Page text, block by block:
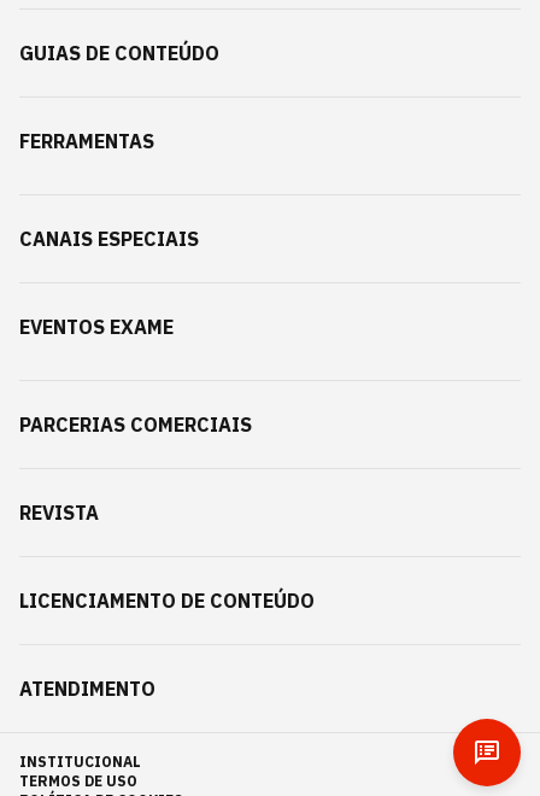
GUIAS DE CONTEÚDO
FERRAMENTAS
CANAIS ESPECIAIS
EVENTOS EXAME
PARCERIAS COMERCIAIS
REVISTA
LICENCIAMENTO DE CONTEÚDO
ATENDIMENTO
INSTITUCIONAL
TERMOS DE USO